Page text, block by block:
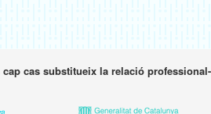
cas substitueix la relació